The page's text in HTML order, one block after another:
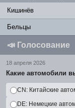
Кишинёв
Бельцы
📣 Голосование
18 апреля 2026
Какие автомобили
CN: Китайские
DE: Немецкие